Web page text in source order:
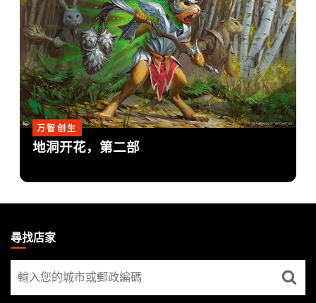
万智创生
地洞开花，第二部
THE
GATHERING
FOOTER
尋找店家
尋
找